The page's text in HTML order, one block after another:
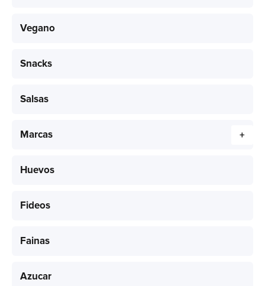
Vegano
Snacks
Salsas
Marcas +
Huevos
Fideos
Fainas
Azucar